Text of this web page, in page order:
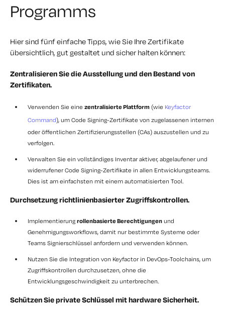
Programms
Hier sind fünf einfache Tipps, wie Sie Ihre Zertifikate
übersichtlich, gut gestaltet und sicher halten können:
Zentralisieren Sie die Ausstellung und den Bestand von
Zertifikaten.
Verwenden Sie eine zentralisierte Plattform (wie Keyfactor
Command), um Code Signing-Zertifikate von zugelassenen internen
oder öffentlichen Zertifizierungsstellen (CAs) auszustellen und zu
verfolgen.
Verwalten Sie ein vollständiges Inventar aktiver, abgelaufener und
widerrufener Code Signing-Zertifikate in allen Entwicklungsteams.
Dies ist am einfachsten mit einem automatisierten Tool.
Durchsetzung richtlinienbasierter Zugriffskontrollen.
Implementierung rollenbasierte Berechtigungen und
Genehmigungsworkflows, damit nur bestimmte Systeme oder
Teams Signierschlüssel anfordern und verwenden können.
Nutzen Sie die Integration von Keyfactor in DevOps-Toolchains, um
Zugriffskontrollen durchzusetzen, ohne die
Entwicklungsgeschwindigkeit zu unterbrechen.
Schützen Sie private Schlüssel mit hardware Sicherheit.